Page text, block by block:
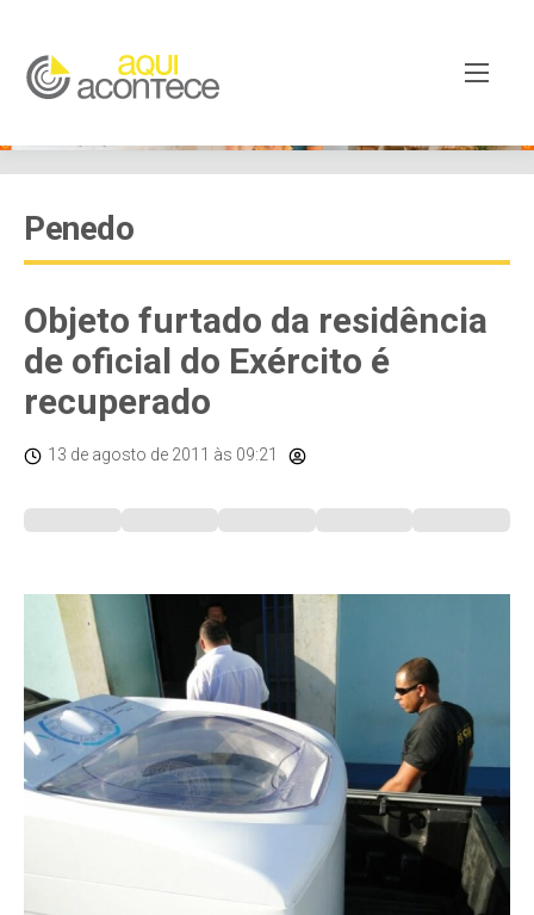
Penedo
Objeto furtado da residência
de oficial do Exército é
recuperado
13 de agosto de 2011 às 09:21